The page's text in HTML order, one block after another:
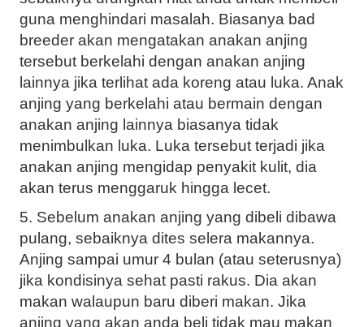
guna menghindari masalah. Biasanya bad
breeder akan mengatakan anakan anjing
tersebut berkelahi dengan anakan anjing
lainnya jika terlihat ada koreng atau luka. Anak
anjing yang berkelahi atau bermain dengan
anakan anjing lainnya biasanya tidak
menimbulkan luka. Luka tersebut terjadi jika
anakan anjing mengidap penyakit kulit, dia
akan terus menggaruk hingga lecet.
5. Sebelum anakan anjing yang dibeli dibawa
pulang, sebaiknya dites selera makannya.
Anjing sampai umur 4 bulan (atau seterusnya)
jika kondisinya sehat pasti rakus. Dia akan
makan walaupun baru diberi makan. Jika
anjing yang akan anda beli tidak mau makan